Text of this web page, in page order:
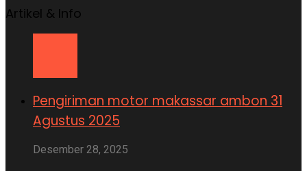
Artikel & Info
Pengiriman motor makassar ambon 31
Agustus 2025
Desember 28, 2025